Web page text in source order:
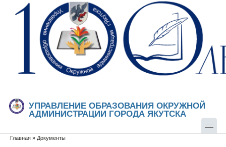
Перейти к основному содержанию
Skip to search
УПРАВЛЕНИЕ ОБРАЗОВАНИЯ ОКРУЖНОЙ
АДМИНИСТРАЦИИ ГОРОДА ЯКУТСКА
Вы здесь
Главная » Документы